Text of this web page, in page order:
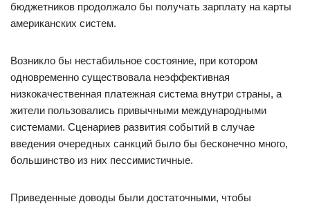
бюджетников продолжало бы получать зарплату на карты
американских систем.
Возникло бы нестабильное состояние, при котором
одновременно существовала неэффективная
низкокачественная платежная система внутри страны, а
жители пользовались привычными международными
системами. Сценариев развития событий в случае
введения очередных санкций было бы бесконечно много,
большинство из них пессимистичные.
Приведенные доводы были достаточными, чтобы